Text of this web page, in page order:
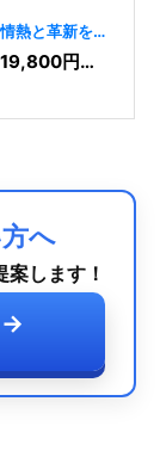
情熱と革新を体
現する円形のKロ
ゴ [10079]
19,800円(税込)
へ
します！
→